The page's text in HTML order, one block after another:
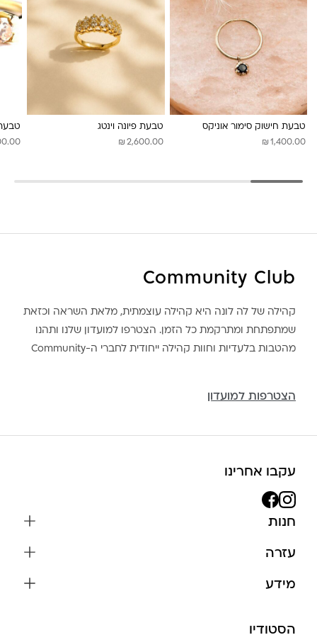
טבעת חישוק סימור אוניקס
₪ 1,400.00
טבעת פיונה וינטג
₪ 2,600.00
Community Club
קהילה של לה לונה היא קהילה עוצמתית, מלאת השראה וכזאת
שמתפתחת ומתרקמת כל הזמן. הצטרפו למועדון שלנו ותהנו
מהטבות בלעדיות וחוות קהילה ייחודית לחברי ה-Community
הצטרפות למועדון
עקבו אחרינו
חנות
צמידים
בגדים
עזרה
מידע
שמירה על התכשיטים
הסטודיו